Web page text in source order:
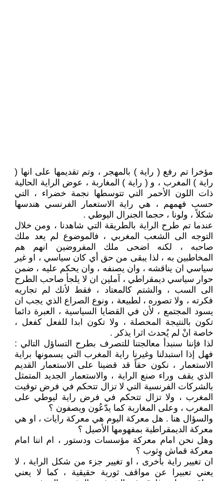
مؤخرا تم رفع ( راية ) بالمهجر ، وتم تقديمها على انها (
راية ) المغرب ، و ( راية ) المغاربة ، عوض الراية الحالية
ذات اللون الأحمر التي تتوسطها نجمة خضراء ، التي
حسب فهمهم ، هي راية الاستعمار الفرنسي هندسها
شكلاً ، ولونا ، حجما الجنرال اليوطي .
عندما تم طرح الراية بالطريقة التي شاهدنا ، ومن خلال
التوجه الى الشعب المغربي ، فالموضوع لم يعد ملك
صاحبه ، لكنه اضحى ملك المفروضين انهم هم
المخاطبين به ، لذا يبقى من حق أي كان سياسي ، او غير
سياسي ان يناقشه ، وان يصنفه ، وان يحكم عليه ، ضمن
حوار سياسي ديمقراطي ، آملين ان لا يلجأ صاحب الطرح
الى السب ، والشتم كالمعتاد ، فقط لأنك لم تجاريه
فكرته ، ولا تصوره ، لطبيعة ، ونوع الصراع الذي يجب ان
يسود المجتمع ، لأن في القضايا السياسية ، العبرة دائما
تكون بالنتيجة المحصلة ، ولا تكون ابدا للفعل كفعل ،
خاصة انْ لم يُحدث اثرا يذكر .
لذا فإننا سنبدأ معالجتنا للتصرف بطرح التساؤل التالي :
فهل إذا استبدلنا وغيرنا راية المغرب التي يسمونها براية
الاستعمار ، نكون حقاً قد قضينا على الاستعمار القديم
الذي يقف وراء صنع الراية ، والاستعمار الجديد المتمثل
بالشركات الفرنسية التي لا تزال تتحكم في فرض توقيت
المغرب ، ولا تزال تتحكم في فرض راية ليوطي على
المغرب ، وعلى المغاربة كما يدّعُون ويصفون ؟
والسؤال هنا . هل معركة اليوم هي معركة رايات ، او هي
معركة الديمقراطية بمفهومها الأصيل ؟
وهل نحن امام معركة مؤسسات ودستور ، ام اننا امام
معركة قماش وثوب ؟
ان تغيير راية بأخرى ، او تغيير جزء من شكل الراية ، لا
يعني تعبيرا عن مواقف ثورية حقيقية ، كما لا يعني